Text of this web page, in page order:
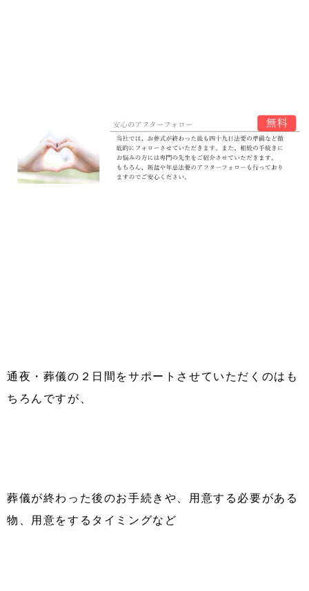
通夜・葬儀の２日間をサポートさせていただくのはも
ちろんですが、
葬儀が終わった後のお手続きや、用意する必要がある
物、用意をするタイミングなど